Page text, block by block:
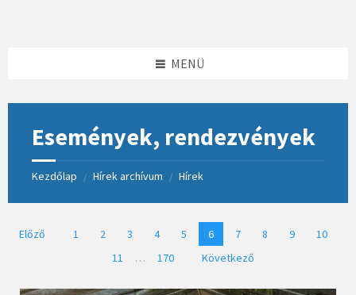
MENÜ
Események, rendezvények
Kezdőlap / Hírek archívum / Hírek
Bejegyzések
Előző 1 2 3 4 5 6 7 8 9
10
11
… 170 Következő